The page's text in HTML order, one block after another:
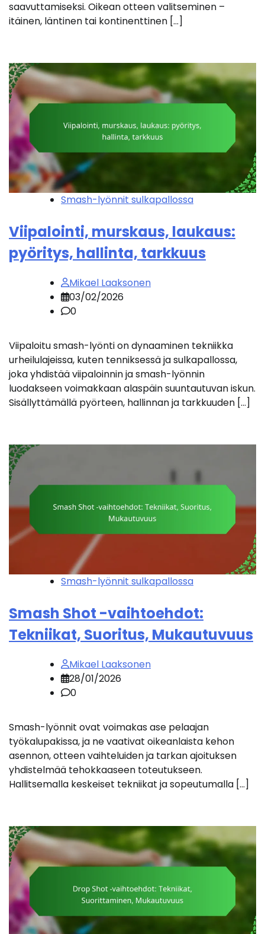
saavuttamiseksi. Oikean otteen valitseminen –
itäinen, läntinen tai kontinenttinen […]
Smash-lyönnit sulkapallossa
Viipalointi, murskaus, laukaus:
pyöritys, hallinta, tarkkuus
Mikael Laaksonen
03/02/2026
0
Viipaloitu smash-lyönti on dynaaminen tekniikka
urheilulajeissa, kuten tenniksessä ja sulkapallossa,
joka yhdistää viipaloinnin ja smash-lyönnin
luodakseen voimakkaan alaspäin suuntautuvan iskun.
Sisällyttämällä pyörteen, hallinnan ja tarkkuuden […]
Smash-lyönnit sulkapallossa
Smash Shot -vaihtoehdot:
Tekniikat, Suoritus, Mukautuvuus
Mikael Laaksonen
28/01/2026
0
Smash-lyönnit ovat voimakas ase pelaajan
työkalupakissa, ja ne vaativat oikeanlaista kehon
asennon, otteen vaihteluiden ja tarkan ajoituksen
yhdistelmää tehokkaaseen toteutukseen.
Hallitsemalla keskeiset tekniikat ja sopeutumalla […]